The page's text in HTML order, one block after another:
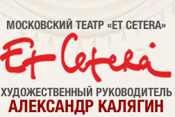
МОСКОВСКИЙ ТЕАТР «ET CETERA»
ХУДОЖЕСТВЕННЫЙ РУКОВОДИТЕЛЬ
АЛЕКСАНДР КАЛЯГИН